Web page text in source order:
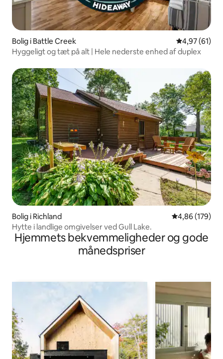
Bolig i Battle Creek 4,97 ud af 5
4,97 (61)
Hyggeligt og tæt på alt | Hele nederste enhed af duplex
Bolig i Richland 4,86 ud af 5 i
4,86 (179)
Hytte i landlige omgivelser ved Gull Lake.
Hjemmets bekvemmeligheder og gode
månedspriser